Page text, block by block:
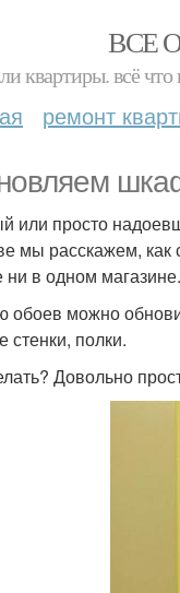
ВСЕ
квартиры. всё
ремонт
или просто
мы расскажем,
ни в одном магазине.
можно
стенки, полки.
Довольно